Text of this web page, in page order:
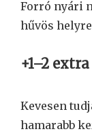
Forró nyári
hűvös
+1–2
Kevesen
hamarabb